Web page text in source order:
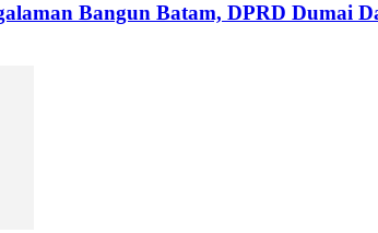
Bangun Batam, DPRD Dumai